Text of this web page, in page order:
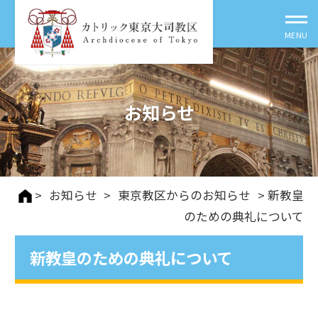
お知らせ
> お知らせ > 東京教区からのお知らせ > 新教皇
のための典礼について
新教皇のための典礼について